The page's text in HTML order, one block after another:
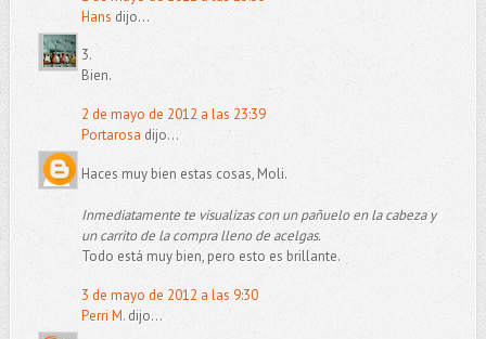
Hans dijo...
3.
Bien.
2 de mayo de 2012 a las 23:39
Portarosa dijo...
Haces muy bien estas cosas, Moli.
Inmediatamente te visualizas con un pañuelo en la cabeza y
un carrito de la compra lleno de acelgas.
Todo está muy bien, pero esto es brillante.
3 de mayo de 2012 a las 9:30
Perri M.dijo...